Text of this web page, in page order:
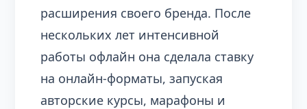
расширения своего бренда. После
нескольких лет интенсивной
работы офлайн она сделала ставку
на онлайн‑форматы, запуская
авторские курсы, марафоны и